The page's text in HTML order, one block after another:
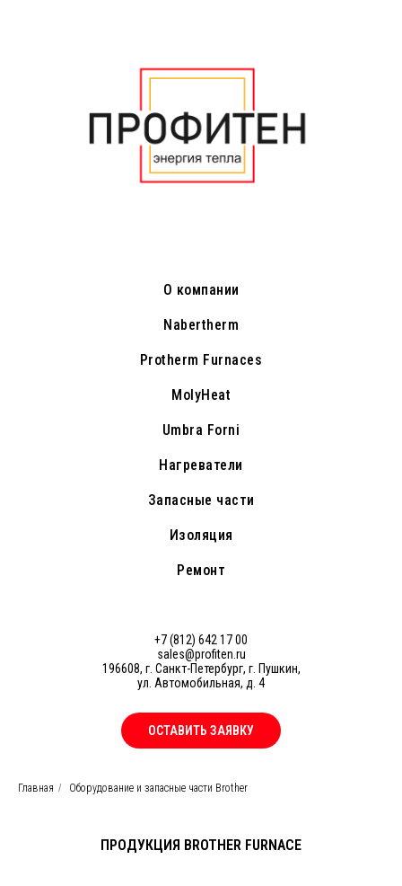
О компании
Nabertherm
Protherm Furnaces
MolyHeat
Umbra Forni
Нагреватели
Запасные части
Изоляция
Ремонт
+7 (812) 642 17 00
sales@profiten.ru
196608, г. Санкт-Петербург, г. Пушкин,
ул. Автомобильная, д. 4
ОСТАВИТЬ ЗАЯВКУ
Главная / Оборудование и запасные части Brother
ПРОДУКЦИЯ BROTHER FURNACE